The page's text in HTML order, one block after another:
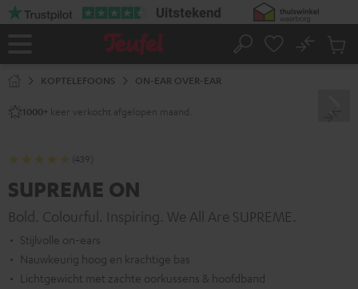
GA
Home
Zoeken
No
KOPTELEFOONS ON-EAR OVER-EAR
1000+ keer verkocht afgelopen maand.
(439)
SUPREME ON
Bold. Colourful. Inspiring. We All Are SUPREME.
Stijlvolle on-ears
Nauwkeurig hoog en krachtige bas
Lichtgewicht met zachte oorkussens & hoofdband